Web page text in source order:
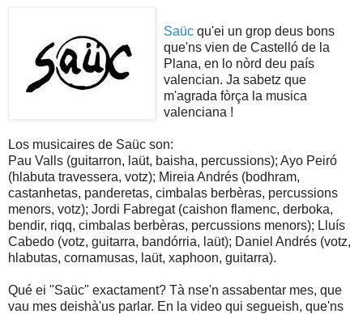
Saüc qu'ei un grop deus bons
que'ns vien de Castelló de la
Plana, en lo nòrd deu país
valencian. Ja sabetz que
m'agrada fòrça la musica
valenciana !
Los musicaires de Saüc son:
Pau Valls (guitarron, laüt, baisha, percussions); Ayo Peiró
(hlabuta travessera, votz); Mireia Andrés (bodhram,
castanhetas, panderetas, cimbalas berbèras, percussions
menors, votz); Jordi Fabregat (caishon flamenc, derboka,
bendir, riqq, cimbalas berbèras, percussions menors); Lluís
Cabedo (votz, guitarra, bandórria, laüt); Daniel Andrés (votz,
hlabutas, cornamusas, laüt, xaphoon, guitarra).
Qué ei "Saüc" exactament? Tà nse'n assabentar mes, que
vau mes deishà'us parlar. En la video qui segueish, que'ns